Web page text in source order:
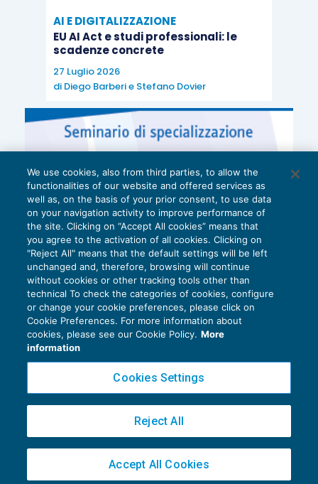
AI E DIGITALIZZAZIONE
EU AI Act e studi professionali: le
scadenze concrete
27 Luglio 2026
di Diego Barberie Stefano Dovier
Privacy Policy
Cookie Policy
Copyright 2016 ©Gruppo Euroconference S.p.A.v2.32.2
Piazza Luigi Einaudi, 10N01 - 20124 Milano - info@ecnews.it
02776120236
We use cookies, also from third parties, to allow the
functionalities of our website and offered services as
well as, on the basis of your prior consent, to use data
on your navigation activity to improve performance of
the site. Clicking on “Accept All cookies” means that
you agree to the activation of all cookies. Clicking on
"Reject All" means that the default settings will be left
unchanged and, therefore, browsing will continue
without cookies or other tracking tools other than
technical To check the categories of cookies, configure
or change your cookie preferences, please click on
Cookie Preferences. For more information about
cookies, please see our Cookie Policy. More
information
Cookies Settings
Reject All
Accept All Cookies